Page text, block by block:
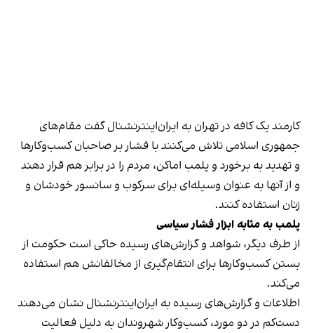
کارمند یک کافه در تهران به ایران‌اینترنشنال گفت مقام‌های
جمهوری اسلامی تلاش می‌کنند با فشار بر صاحبان کسب‌وکارها
و تهدید به برخورد و پلمب اماکن، مردم را در برابر هم قرار دهند
و از آنها به عنوان وسیله‌ای برای سرکوب و سانسور خودشان و
زنان استفاده کنند.
پلمب به مثابه ابزار فشار سیاسی
از طرف دیگر، شواهد و گزارش‌های رسیده حاکی است حکومت از
بستن کسب‌وکارها برای انتقام‌گیری از مخالفانش هم استفاده
می‌کند.
اطلاعات و گزارش‌های رسیده به ایران‌اینترنشنال نشان می‌دهند
دست‌کم در دو مورد، کسب‌وکار شهروندان به دلیل فعالیت